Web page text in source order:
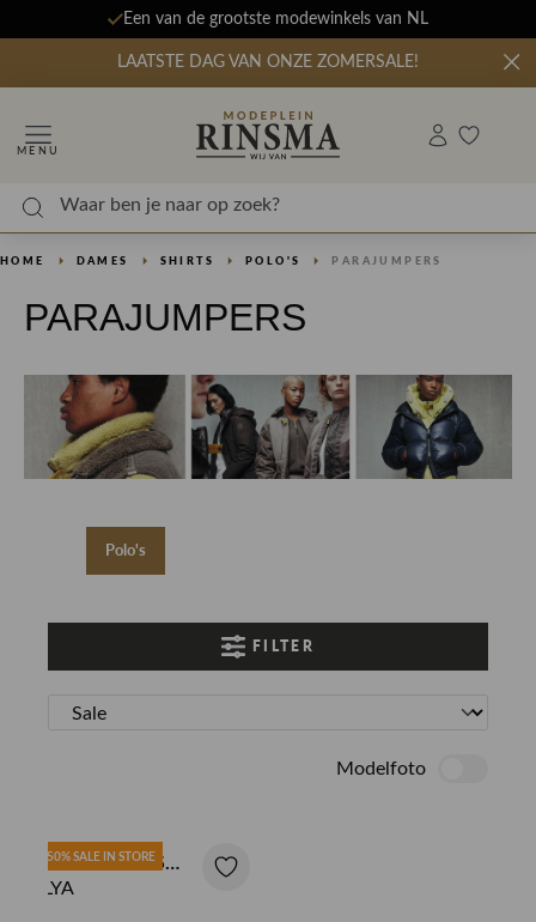
Een van de grootste modewinkels van NL
LAATSTE DAG VAN ONZE ZOMERSALE!
MENU
HOME DAMES SHIRTS POLO'S PARAJUMPERS
PARAJUMPERS
Polo's
FILTER
Modelfoto
50% SALE IN STORE
PARAJUMPERS
POLOSHIRT
ALYA